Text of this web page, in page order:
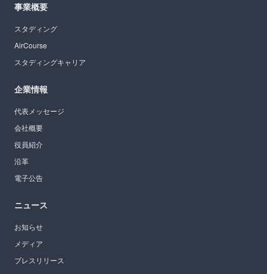
事業概要
スタディング
AirCourse
スタディングキャリア
企業情報
代表メッセージ
会社概要
役員紹介
沿革
電子公告
ニュース
お知らせ
メディア
プレスリリース